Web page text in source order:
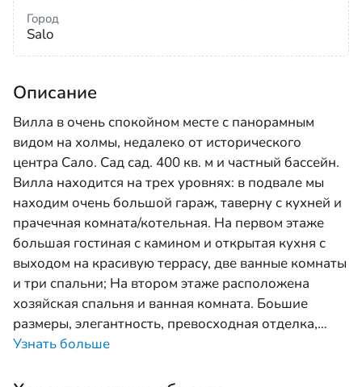
Город
Salo
Описание
Вилла в очень спокойном месте с панорамным
видом на холмы, недалеко от исторического
центра Сало. Cад сад. 400 кв. м и частный бассейн.
Вилла находится на трех уровнях: в подвале мы
находим очень большой гараж, таверну с кухней и
прачечная комната/котельная. На первом этаже
большая гостиная с камином и открытая кухня с
выходом на красивую террасу, две ванные комнаты
и три спальни; На втором этаже расположена
хозяйская спальня и ванная комната. Боьшие
размеры, элегантность, превосходная отделка,…
Узнать больше